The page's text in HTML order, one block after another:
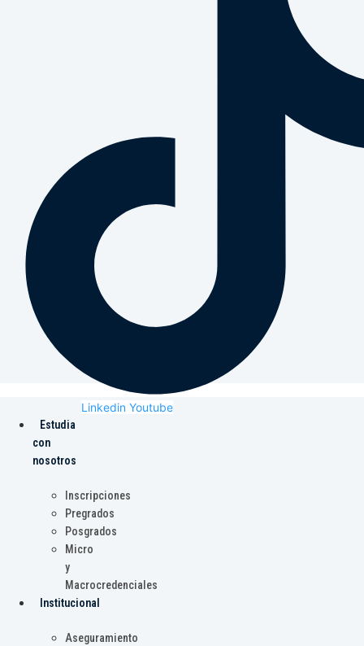
Linkedin Youtube
Estudia
con
nosotros
Inscripciones
Pregrados
Posgrados
Micro
y
Macrocredenciales
Institucional
Aseguramiento